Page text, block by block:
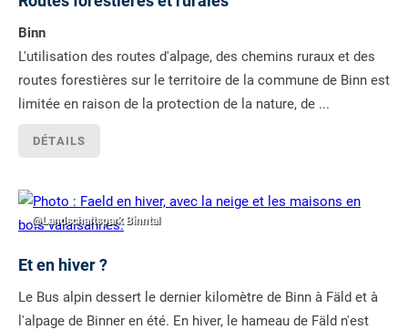
Binn
L'utilisation des routes d'alpage, des chemins ruraux et des
routes forestières sur le territoire de la commune de Binn est
limitée en raison de la protection de la nature, de ...
DÉTAILS
@Landschaftspark Binntal
Et en hiver ?
Le Bus alpin dessert le dernier kilomètre de Binn à Fäld et à
l'alpage de Binner en été. En hiver, le hameau de Fäld n'est